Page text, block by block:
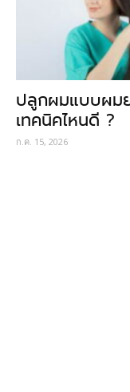
ปลูกผมแบบผมย
เทคนิคไหนดี ?
ก.ค. 15, 2026